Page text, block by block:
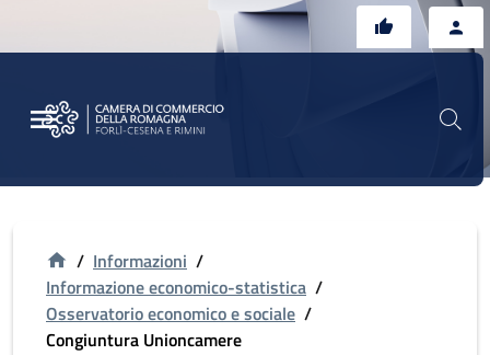
/ Informazioni /
Informazione economico-statistica /
Osservatorio economico e sociale /
Congiuntura Unioncamere